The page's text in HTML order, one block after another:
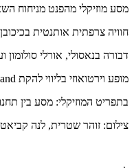
מסע מוזיקלי מהפנט מניחוח
חוויה צרפתית אותנטית
דבורה בנאסולי, אורלי סולומון
מופע וירטואוזי בליווי להקת Muravin Band. השירה בצרפתית ועברית.
בתפריט המוזיקלי: מסע בין
צילום: זוהר שטרית, לנה